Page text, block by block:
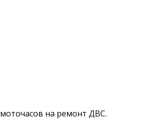
на ремонт ДВС.